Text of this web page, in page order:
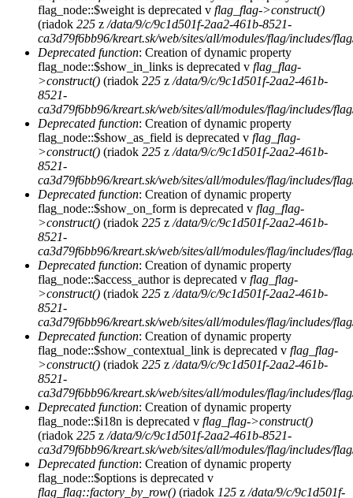
flag_node::$weight is deprecated v flag_flag->construct()
(riadok 225 z /data/9/c/9c1d501f-2aa2-461b-8521-
ca3d79f6bb96/kreart.sk/web/sites/all/modules/flag/includes/
Deprecated function: Creation of dynamic property
flag_node::$show_in_links is deprecated v flag_flag-
>construct() (riadok 225 z /data/9/c/9c1d501f-2aa2-461b-
8521-
ca3d79f6bb96/kreart.sk/web/sites/all/modules/flag/includes/
Deprecated function: Creation of dynamic property
flag_node::$show_as_field is deprecated v flag_flag-
>construct() (riadok 225 z /data/9/c/9c1d501f-2aa2-461b-
8521-
ca3d79f6bb96/kreart.sk/web/sites/all/modules/flag/includes/
Deprecated function: Creation of dynamic property
flag_node::$show_on_form is deprecated v flag_flag-
>construct() (riadok 225 z /data/9/c/9c1d501f-2aa2-461b-
8521-
ca3d79f6bb96/kreart.sk/web/sites/all/modules/flag/includes/
Deprecated function: Creation of dynamic property
flag_node::$access_author is deprecated v flag_flag-
>construct() (riadok 225 z /data/9/c/9c1d501f-2aa2-461b-
8521-
ca3d79f6bb96/kreart.sk/web/sites/all/modules/flag/includes/
Deprecated function: Creation of dynamic property
flag_node::$show_contextual_link is deprecated v flag_flag-
>construct() (riadok 225 z /data/9/c/9c1d501f-2aa2-461b-
8521-
ca3d79f6bb96/kreart.sk/web/sites/all/modules/flag/includes/
Deprecated function: Creation of dynamic property
flag_node::$i18n is deprecated v flag_flag->construct()
(riadok 225 z /data/9/c/9c1d501f-2aa2-461b-8521-
ca3d79f6bb96/kreart.sk/web/sites/all/modules/flag/includes/
Deprecated function: Creation of dynamic property
flag_node::$options is deprecated v
flag_flag::factory_by_row() (riadok 125 z /data/9/c/9c1d501f-